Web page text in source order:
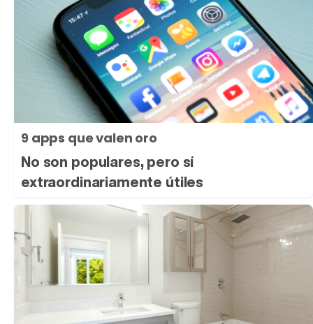
9 apps que valen oro
No son populares, pero sí
extraordinariamente útiles